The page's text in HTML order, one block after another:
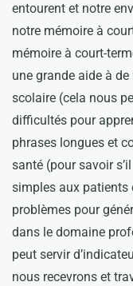
entourent et notre
notre mémoire à
mémoire à court-
une grande aide à
scolaire (cela nous
difficultés pour
phrases longues et
santé (pour savoir
simples aux patients
problèmes pour
dans le domaine
peut servir
nous recevrons et